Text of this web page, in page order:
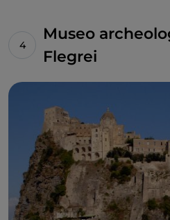
Museo
Flegrei